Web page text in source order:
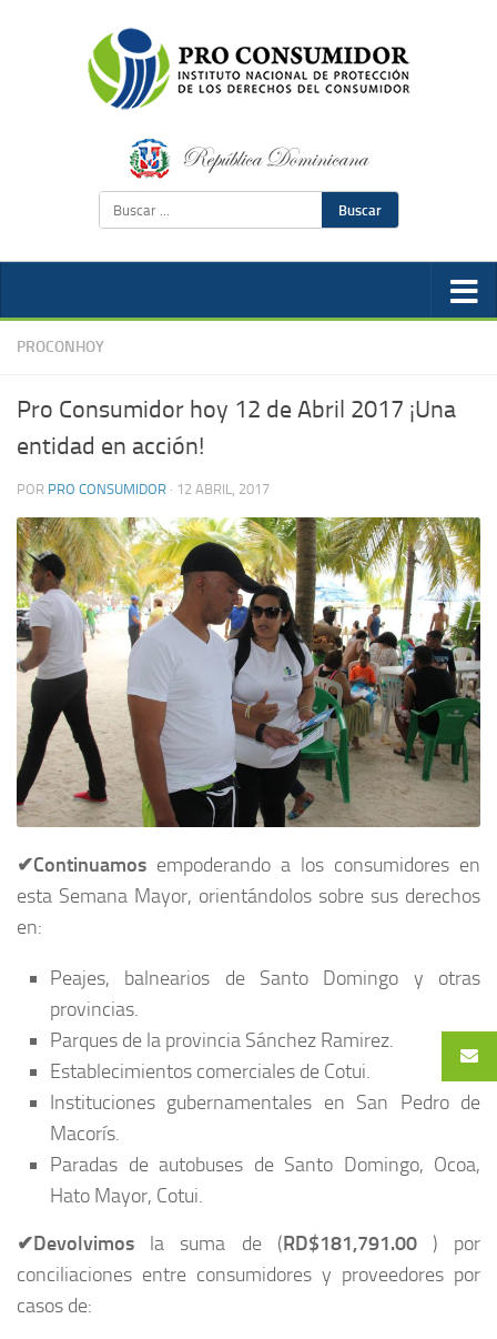
Buscar
PROCONHOY
Pro Consumidor hoy 12 de Abril 2017 ¡Una
entidad en acción!
POR PRO CONSUMIDOR · 12 ABRIL, 2017
✔Continuamos empoderando a los consumidores en
esta Semana Mayor, orientándolos sobre sus derechos
en:
Peajes, balnearios de Santo Domingo y otras
provincias.
Parques de la provincia Sánchez Ramirez.
Establecimientos comerciales de Cotui.
Instituciones gubernamentales en San Pedro de
Macorís.
Paradas de autobuses de Santo Domingo, Ocoa,
Hato Mayor, Cotui.
✔Devolvimos la suma de (RD$181,791.00) por
conciliaciones entre consumidores y proveedores por
casos de: